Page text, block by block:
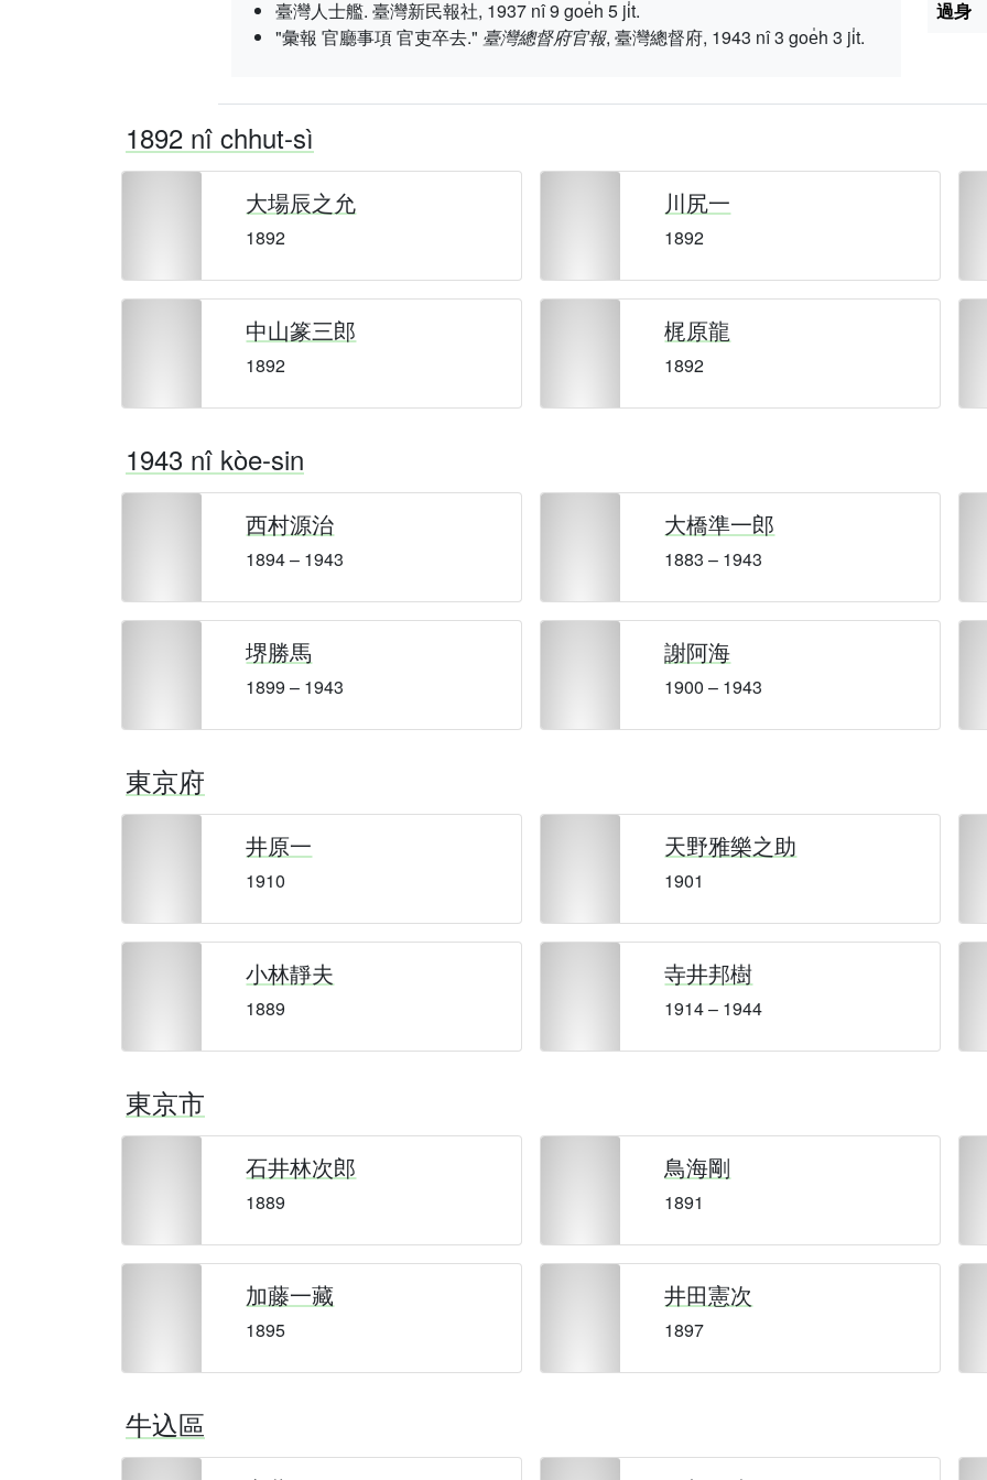
臺灣人士艦. 臺灣新民報社, 1937 nî 9 goe̍h 5 ji̍t.
"彙報 官廳事項 官吏卒去." 臺灣總督府官報, 臺灣總督府, 1943 nî 3 goe̍h 3 ji̍t.
過身
1892 nî chhut-sì
大場辰之允
1892
川尻一
1892
中山篆三郎
1892
梶原龍
1892
1943 nî kòe-sin
西村源治
1894 – 1943
大橋準一郎
1883 – 1943
堺勝馬
1899 – 1943
謝阿海
1900 – 1943
東京府
井原一
1910
天野雅樂之助
1901
小林靜夫
1889
寺井邦樹
1914 – 1944
東京市
石井林次郎
1889
鳥海剛
1891
加藤一藏
1895
井田憲次
1897
牛込區